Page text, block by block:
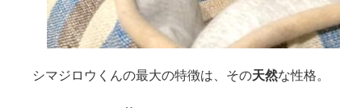
シマジロウくんの最大の特徴は、その天然な性格。